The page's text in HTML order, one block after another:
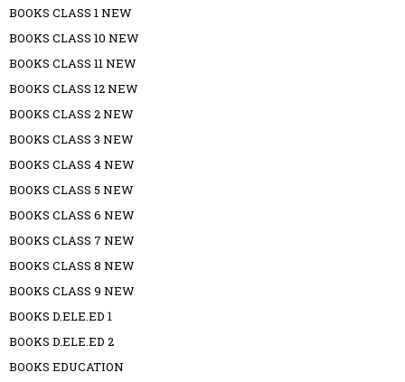
BOOKS CLASS 1 NEW
BOOKS CLASS 10 NEW
BOOKS CLASS 11 NEW
BOOKS CLASS 12 NEW
BOOKS CLASS 2 NEW
BOOKS CLASS 3 NEW
BOOKS CLASS 4 NEW
BOOKS CLASS 5 NEW
BOOKS CLASS 6 NEW
BOOKS CLASS 7 NEW
BOOKS CLASS 8 NEW
BOOKS CLASS 9 NEW
BOOKS D.ELE.ED 1
BOOKS D.ELE.ED 2
BOOKS EDUCATION